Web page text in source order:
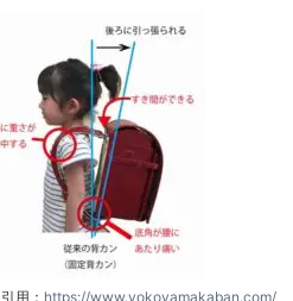
引用： https://www.yokoyamakaban.com/